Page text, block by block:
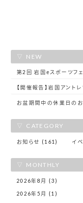
NEW
第2回 岩国eスポーツフ
【開催報告】岩国アント
お盆期間中の休業日の
CATEGORY
お知らせ (161) イ
MONTHLY
2026年8月 (3)
2026年5月 (1)